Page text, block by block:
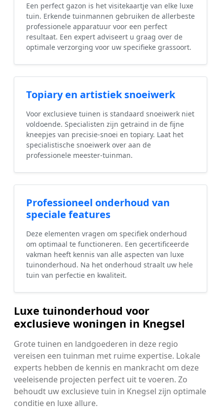
Een perfect gazon is het visitekaartje van elke luxe
tuin. Erkende tuinmannen gebruiken de allerbeste
professionele apparatuur voor een perfect
resultaat. Een expert adviseert u graag over de
optimale verzorging voor uw specifieke grassoort.
Topiary en artistiek snoeiwerk
Voor exclusieve tuinen is standaard snoeiwerk niet
voldoende. Specialisten zijn getraind in de fijne
kneepjes van precisie-snoei en topiary. Laat het
specialistische snoeiwerk over aan de
professionele meester-tuinman.
Professioneel onderhoud van
speciale features
Deze elementen vragen om specifiek onderhoud
om optimaal te functioneren. Een gecertificeerde
vakman heeft kennis van alle aspecten van luxe
tuinonderhoud. Na het onderhoud straalt uw hele
tuin van perfectie en kwaliteit.
Luxe tuinonderhoud voor
exclusieve woningen in Knegsel
Grote tuinen en landgoederen in deze regio
vereisen een tuinman met ruime expertise. Lokale
experts hebben de kennis en mankracht om deze
veeleisende projecten perfect uit te voeren. Zo
behoudt uw exclusieve tuin in Knegsel zijn optimale
conditie en luxe allure.